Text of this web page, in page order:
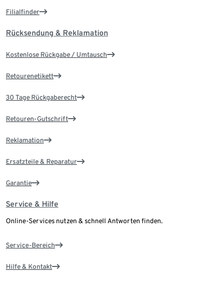
Filialfinder
Rücksendung & Reklamation
Kostenlose Rückgabe / Umtausch
Retourenetikett
30 Tage Rückgaberecht
Retouren-Gutschrift
Reklamation
Ersatzteile & Reparatur
Garantie
Service & Hilfe
Online-Services nutzen & schnell Antworten finden.
Service-Bereich
Hilfe & Kontakt